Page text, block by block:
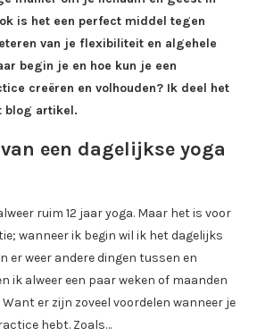
is het een perfect middel tegen
van je flexibiliteit en algehele
begin je en hoe kun je een
creëren en volhouden? Ik deel het
blog artikel.
een dagelijkse yoga
ruim 12 jaar yoga. Maar het is voor
wanneer ik begin wil ik het dagelijks
er weer andere dingen tussen en
ik alweer een paar weken of maanden
er zijn zoveel voordelen wanneer je
hebt. Zoals…